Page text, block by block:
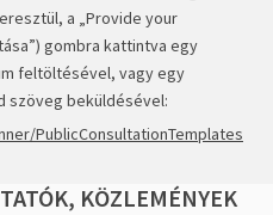
a „Provide your
gombra kattintva egy
feltöltésével, vagy egy
szöveg beküldésével:
PublicConsultationTemplates
KÖZLEMÉNYEK